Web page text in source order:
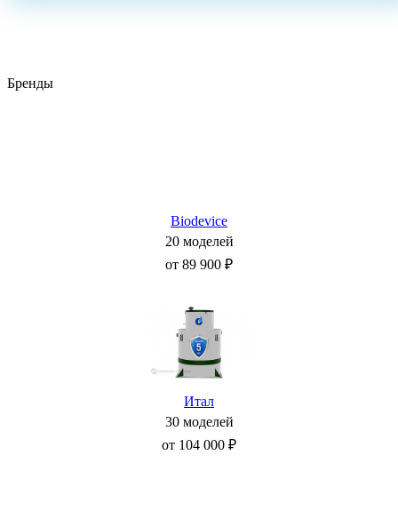
Бренды
Biodevice
20 моделей
от 89 900 ₽
Итал
30 моделей
от 104 000 ₽